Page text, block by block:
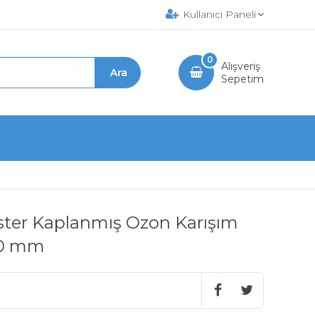
Kullanıcı Paneli
Alışveriş
Sepetim
0
Kaplanmış Ozon Karışım
mm